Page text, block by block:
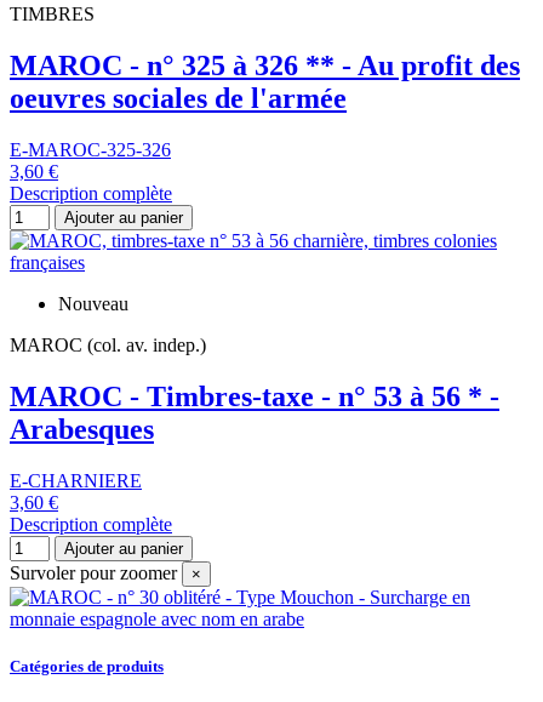
TIMBRES
MAROC - n° 325 à 326 ** - Au profit des
oeuvres sociales de l'armée
E-MAROC-325-326
3,60 €
Description complète
Ajouter au panier
Nouveau
MAROC (col. av. indep.)
MAROC - Timbres-taxe - n° 53 à 56 * -
Arabesques
E-CHARNIERE
3,60 €
Description complète
Ajouter au panier
Survoler pour zoomer ×
Catégories de produits